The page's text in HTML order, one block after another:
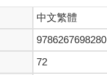
中文繁體
9786267698280
72